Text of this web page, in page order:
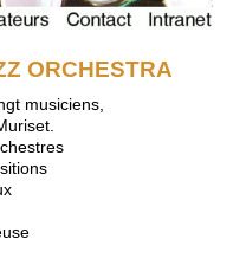
ORCHESTRA
musiciens,